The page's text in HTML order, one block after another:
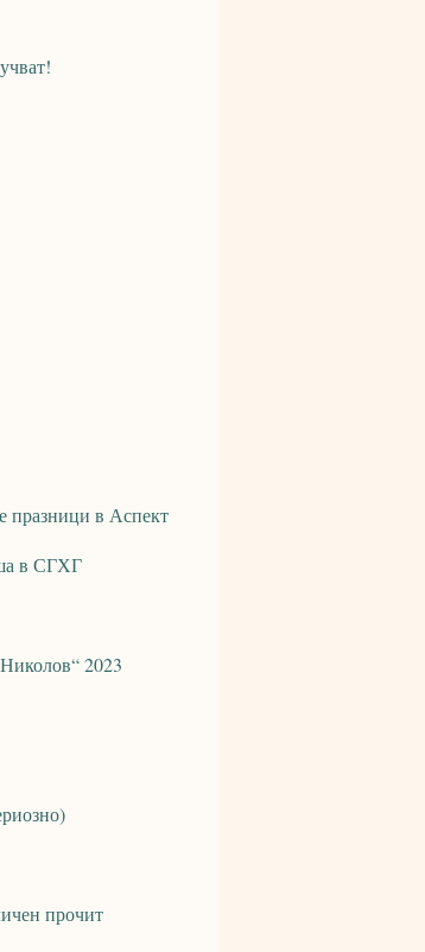
празници в Аспект
в СГХГ
2023
прочит